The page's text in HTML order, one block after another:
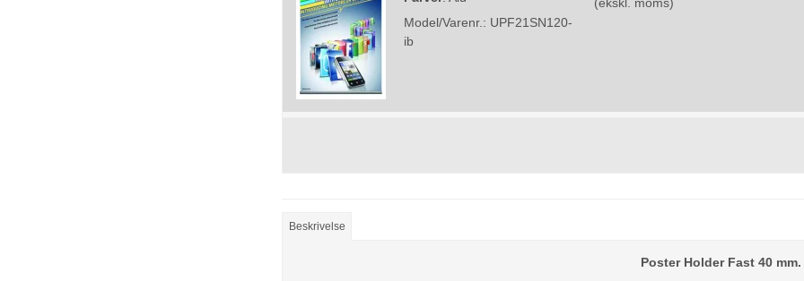
Model/Varenr.: UPF21SN120-
ib
(ekskl. moms)
Beskrivelse
Poster Holder Fast 40 mm.